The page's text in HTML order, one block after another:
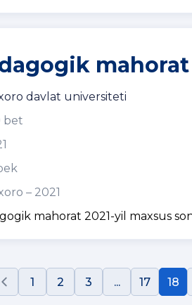
mahorat
davlat universiteti
bet
– 2021
mahorat 2021-yil maxsus
1 2 3 ... 17 18